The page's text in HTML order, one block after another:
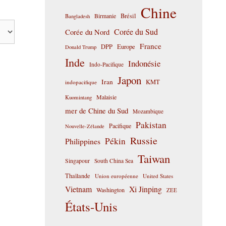
Bangladesh Birmanie Brésil Chine
Corée du Nord Corée du Sud
Donald Trump DPP Europe France
Inde Indo-Pacifique Indonésie
indopacifique Iran Japon KMT
Kuomintang Malaisie
mer de Chine du Sud Mozambique
Nouvelle-Zélande Pacifique Pakistan
Philippines Pékin Russie
Singapour South China Sea Taiwan
Thaïlande Union européenne United States
Vietnam Washington Xi Jinping ZEE
États-Unis